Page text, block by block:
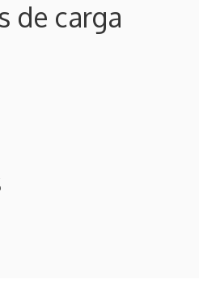
de carga